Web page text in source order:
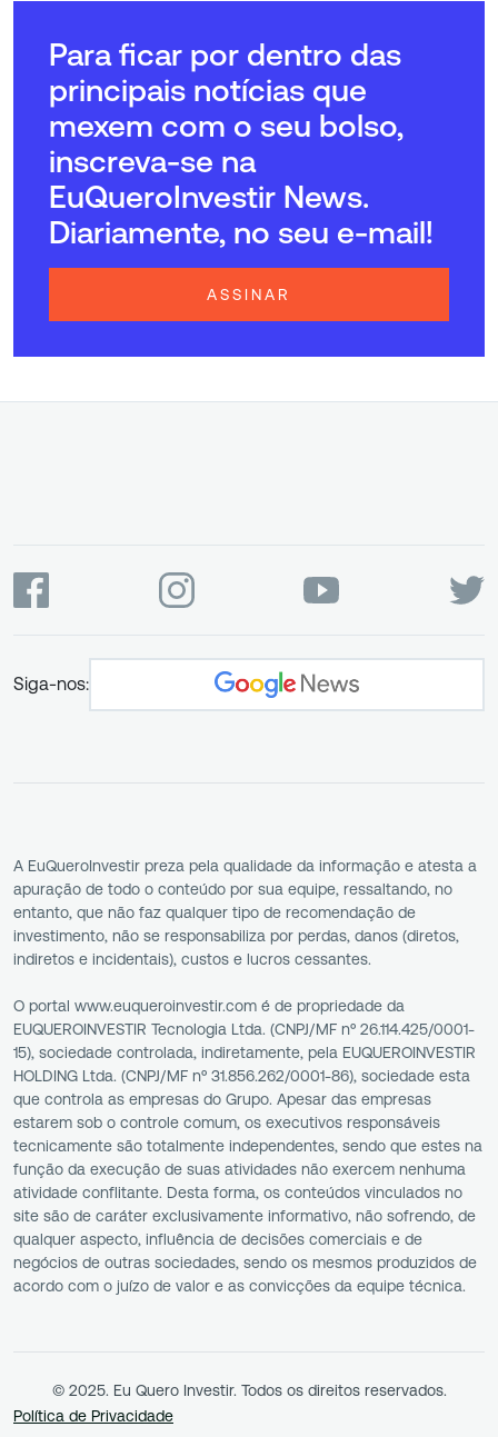
Para ficar por dentro das
principais notícias que
mexem com o seu bolso,
inscreva-se na
EuQueroInvestir News.
Diariamente, no seu e-mail!
ASSINAR
Siga-nos:
A EuQueroInvestir preza pela qualidade da informação e atesta a
apuração de todo o conteúdo por sua equipe, ressaltando, no
entanto, que não faz qualquer tipo de recomendação de
investimento, não se responsabiliza por perdas, danos (diretos,
indiretos e incidentais), custos e lucros cessantes.
O portal www.euqueroinvestir.com é de propriedade da
EUQUEROINVESTIR Tecnologia Ltda. (CNPJ/MF nº 26.114.425/0001-
15), sociedade controlada, indiretamente, pela EUQUEROINVESTIR
HOLDING Ltda. (CNPJ/MF nº 31.856.262/0001-86), sociedade esta
que controla as empresas do Grupo. Apesar das empresas
estarem sob o controle comum, os executivos responsáveis
tecnicamente são totalmente independentes, sendo que estes na
função da execução de suas atividades não exercem nenhuma
atividade conflitante. Desta forma, os conteúdos vinculados no
site são de caráter exclusivamente informativo, não sofrendo, de
qualquer aspecto, influência de decisões comerciais e de
negócios de outras sociedades, sendo os mesmos produzidos de
acordo com o juízo de valor e as convicções da equipe técnica.
© 2025. Eu Quero Investir. Todos os direitos reservados.
Política de Privacidade